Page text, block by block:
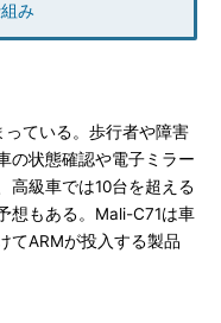
み
ている。歩行者や障害
の状態確認や電子ミラー
高級車では10台を超える
想もある。Mali-C71は車
てARMが投入する製品